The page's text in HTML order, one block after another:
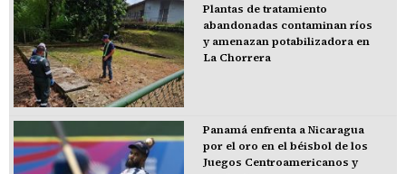
Plantas de tratamiento
abandonadas contaminan ríos
y amenazan potabilizadora en
La Chorrera
Panamá enfrenta a Nicaragua
por el oro en el béisbol de los
Juegos Centroamericanos y